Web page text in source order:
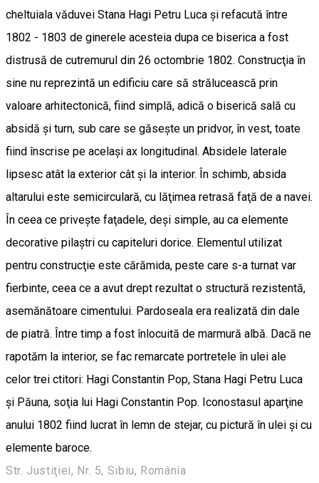
cheltuiala văduvei Stana Hagi Petru Luca şi refacută între
1802 - 1803 de ginerele acesteia dupa ce biserica a fost
distrusă de cutremurul din 26 octombrie 1802. Construcţia în
sine nu reprezintă un edificiu care să strălucească prin
valoare arhitectonică, fiind simplă, adică o biserică sală cu
absidă şi turn, sub care se găseşte un pridvor, în vest, toate
fiind înscrise pe acelaşi ax longitudinal. Absidele laterale
lipsesc atât la exterior cât şi la interior. În schimb, absida
altarului este semicirculară, cu lăţimea retrasă faţă de a navei.
În ceea ce priveşte faţadele, deşi simple, au ca elemente
decorative pilaştri cu capiteluri dorice. Elementul utilizat
pentru construcţie este cărămida, peste care s-a turnat var
fierbinte, ceea ce a avut drept rezultat o structură rezistentă,
asemănătoare cimentului. Pardoseala era realizată din dale
de piatră. Între timp a fost înlocuită de marmură albă. Dacă ne
rapotăm la interior, se fac remarcate portretele în ulei ale
celor trei ctitori: Hagi Constantin Pop, Stana Hagi Petru Luca
şi Păuna, soţia lui Hagi Constantin Pop. Iconostasul aparţine
anului 1802 fiind lucrat în lemn de stejar, cu pictură în ulei şi cu
elemente baroce.
Str. Justiţiei, Nr. 5, Sibiu, România